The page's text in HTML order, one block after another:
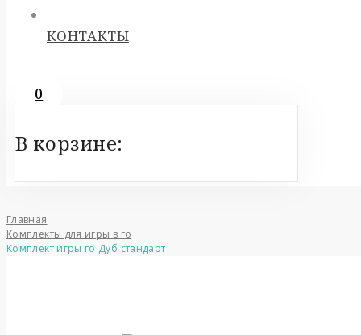
КОНТАКТЫ
0
В корзине:
Главная
Комплекты для игры в го
Комплект игры го Дуб стандарт